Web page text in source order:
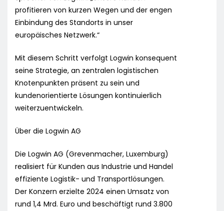
profitieren von kurzen Wegen und der engen
Einbindung des Standorts in unser
europäisches Netzwerk.“
Mit diesem Schritt verfolgt Logwin konsequent
seine Strategie, an zentralen logistischen
Knotenpunkten präsent zu sein und
kundenorientierte Lösungen kontinuierlich
weiterzuentwickeln.
Über die Logwin AG
Die Logwin AG (Grevenmacher, Luxemburg)
realisiert für Kunden aus Industrie und Handel
effiziente Logistik- und Transportlösungen.
Der Konzern erzielte 2024 einen Umsatz von
rund 1,4 Mrd. Euro und beschäftigt rund 3.800